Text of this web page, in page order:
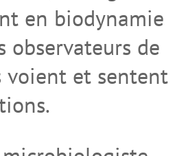
en biodynamie
observateurs de
voient et sentent